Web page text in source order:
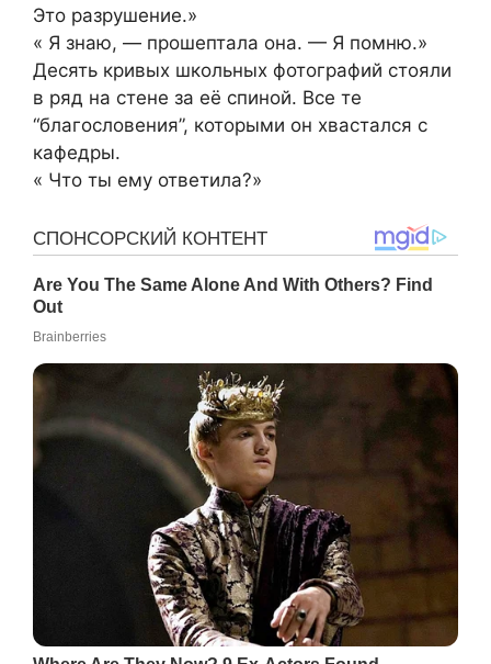
Это разрушение.»
« Я знаю, — прошептала она. — Я помню.»
Десять кривых школьных фотографий стояли
в ряд на стене за её спиной. Все те
“благословения”, которыми он хвастался с
кафедры.
« Что ты ему ответила?»